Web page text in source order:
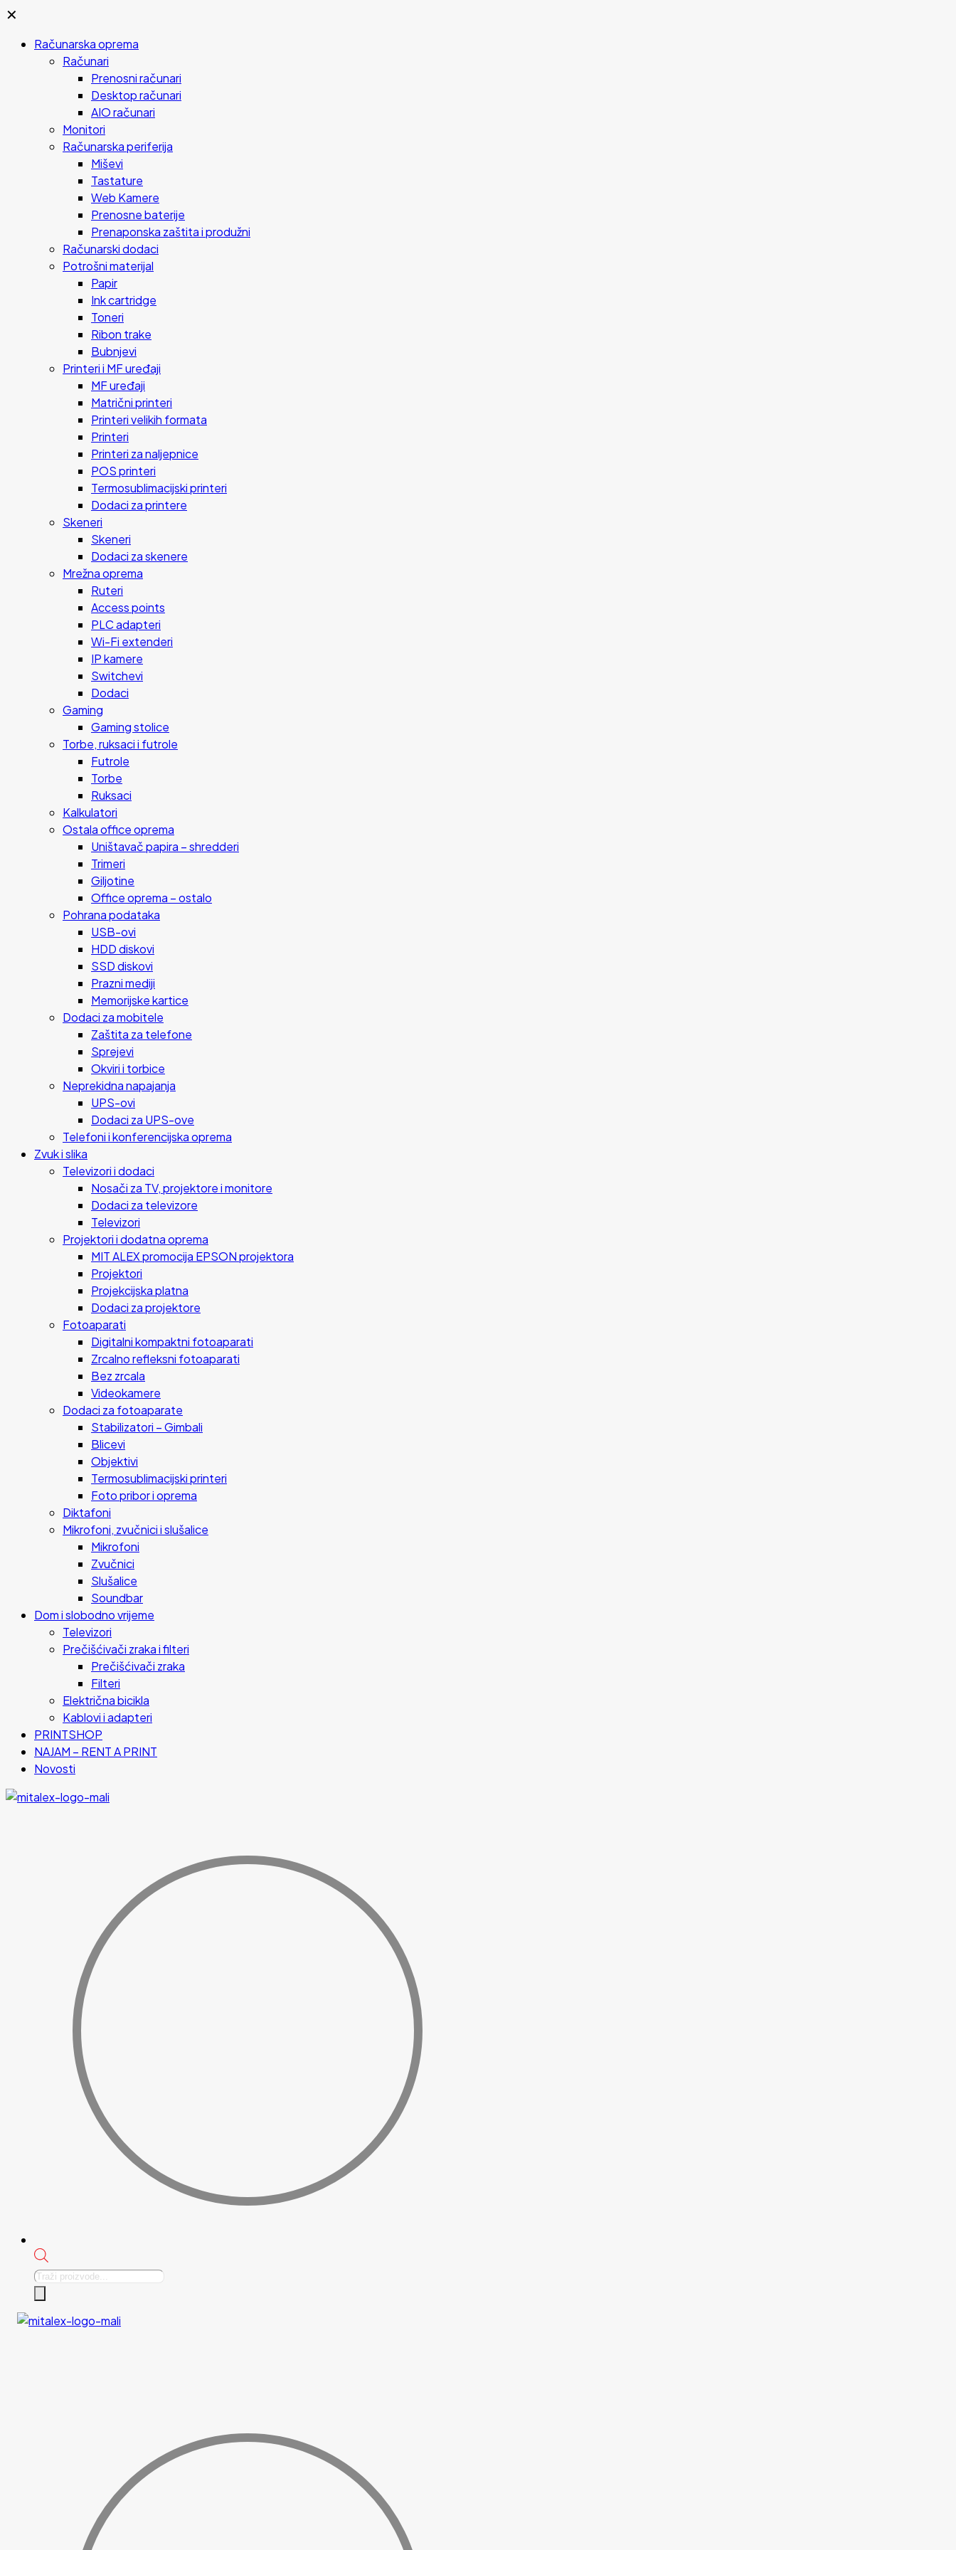
✕
Računarska oprema
Računari
Prenosni računari
Desktop računari
AIO računari
Monitori
Računarska periferija
Miševi
Tastature
Web Kamere
Prenosne baterije
Prenaponska zaštita i produžni
Računarski dodaci
Potrošni materijal
Papir
Ink cartridge
Toneri
Ribon trake
Bubnjevi
Printeri i MF uređaji
MF uređaji
Matrični printeri
Printeri velikih formata
Printeri
Printeri za naljepnice
POS printeri
Termosublimacijski printeri
Dodaci za printere
Skeneri
Skeneri
Dodaci za skenere
Mrežna oprema
Ruteri
Access points
PLC adapteri
Wi-Fi extenderi
IP kamere
Switchevi
Dodaci
Gaming
Gaming stolice
Torbe, ruksaci i futrole
Futrole
Torbe
Ruksaci
Kalkulatori
Ostala office oprema
Uništavač papira – shredderi
Trimeri
Giljotine
Office oprema – ostalo
Pohrana podataka
USB-ovi
HDD diskovi
SSD diskovi
Prazni mediji
Memorijske kartice
Dodaci za mobitele
Zaštita za telefone
Sprejevi
Okviri i torbice
Neprekidna napajanja
UPS-ovi
Dodaci za UPS-ove
Telefoni i konferencijska oprema
Zvuk i slika
Televizori i dodaci
Nosači za TV, projektore i monitore
Dodaci za televizore
Televizori
Projektori i dodatna oprema
MIT ALEX promocija EPSON projektora
Projektori
Projekcijska platna
Dodaci za projektore
Fotoaparati
Digitalni kompaktni fotoaparati
Zrcalno refleksni fotoaparati
Bez zrcala
Videokamere
Dodaci za fotoaparate
Stabilizatori – Gimbali
Blicevi
Objektivi
Termosublimacijski printeri
Foto pribor i oprema
Diktafoni
Mikrofoni, zvučnici i slušalice
Mikrofoni
Zvučnici
Slušalice
Soundbar
Dom i slobodno vrijeme
Televizori
Prečišćivači zraka i filteri
Prečišćivači zraka
Filteri
Električna bicikla
Kablovi i adapteri
PRINTSHOP
NAJAM – RENT A PRINT
Novosti
Products
search